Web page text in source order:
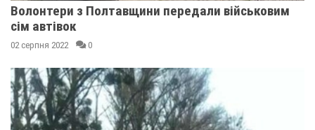
Волонтери з Полтавщини передали військовим
сім автівок
02 серпня 2022 0